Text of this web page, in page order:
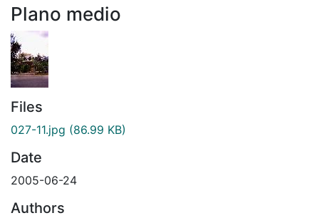
Plano medio
Files
027-11.jpg (86.99 KB)
Date
2005-06-24
Authors